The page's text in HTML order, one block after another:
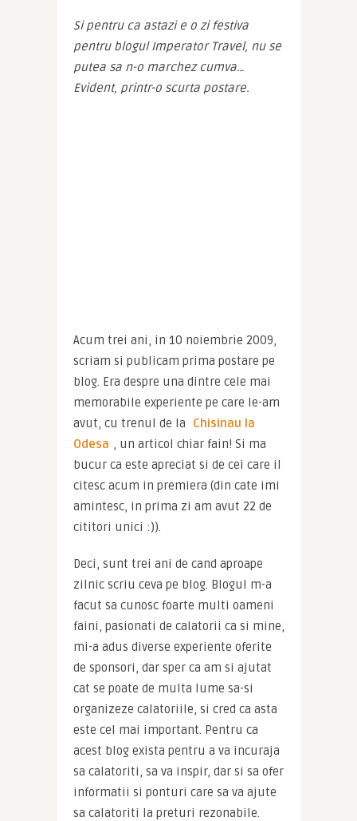
Si pentru ca astazi e o zi festiva
pentru blogul Imperator Travel, nu se
putea sa n-o marchez cumva…
Evident, printr-o scurta postare.
Acum trei ani, in 10 noiembrie 2009,
scriam si publicam prima postare pe
blog. Era despre una dintre cele mai
memorabile experiente pe care le-am
avut, cu trenul de la
Chisinau la
Odesa , un articol chiar fain! Si ma
bucur ca este apreciat si de cei care il
citesc acum in premiera (din cate imi
amintesc, in prima zi am avut 22 de
cititori unici :)).
Deci, sunt trei ani de cand aproape
zilnic scriu ceva pe blog. Blogul m-a
facut sa cunosc foarte multi oameni
faini, pasionati de calatorii ca si mine,
mi-a adus diverse experiente oferite
de sponsori, dar sper ca am si ajutat
cat se poate de multa lume sa-si
organizeze calatoriile, si cred ca asta
este cel mai important. Pentru ca
acest blog exista pentru a va incuraja
sa calatoriti, sa va inspir, dar si sa ofer
informatii si ponturi care sa va ajute
sa calatoriti la preturi rezonabile.